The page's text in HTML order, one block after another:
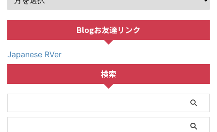
Blogお友達リンク
Japanese RVer
検索